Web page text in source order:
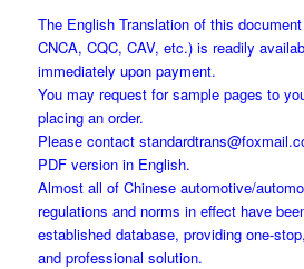
The English Translation of this
CNCA, CQC, CAV, etc.) is readily
immediately upon payment.
You may request for sample pages to
placing an order.
Please contact
PDF version in English.
Almost all of Chinese automotive/
regulations and norms in effect have
established database, providing one-
and professional solution.